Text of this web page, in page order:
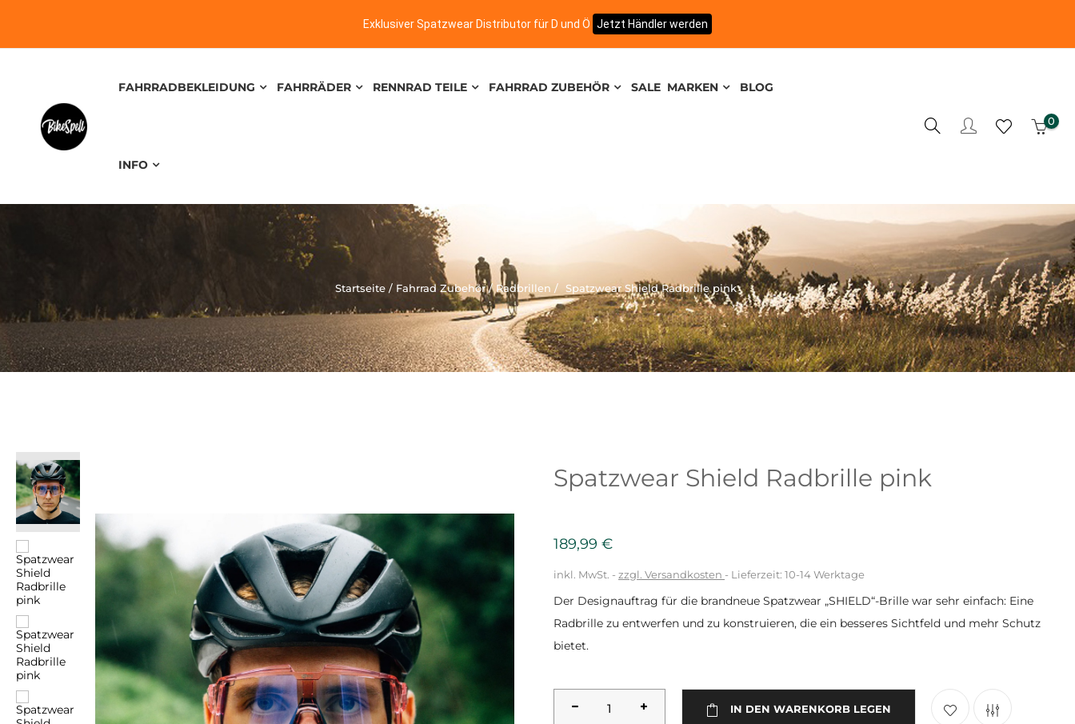
Exklusiver Spatzwear Distributor für D und Ö Jetzt Händler werden
FAHRRADBEKLEIDUNG FAHRRÄDER RENNRAD TEILE FAHRRAD ZUBEHÖR SALE MARKEN BLOG
INFO
0
Startseite Fahrrad Zubehör Radbrillen Spatzwear Shield Radbrille pink
Spatzwear Shield Radbrille pink
189,99 €
inkl. MwSt. zzgl. Versandkosten - Lieferzeit: 10-14 Werktage
Der Designauftrag für die brandneue Spatzwear „SHIELD“-Brille war sehr einfach: Eine
Radbrille zu entwerfen und zu konstruieren, die ein besseres Sichtfeld und mehr Schutz
bietet.
IN DEN WARENKORB LEGEN